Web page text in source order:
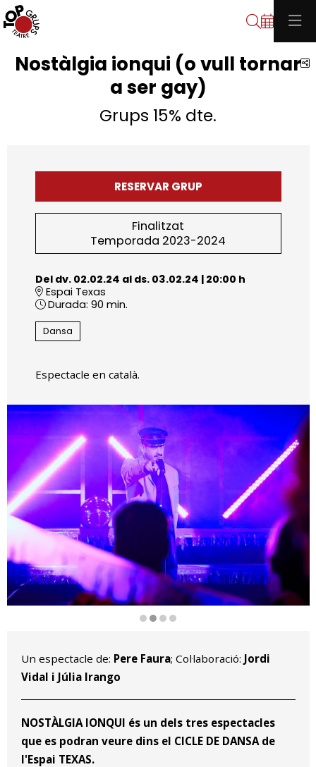
Cerca
Nostàlgia ionqui (o vull tornar
a ser gay)
Grups 15% dte.
RESERVAR GRUP
Finalitzat
Temporada 2023-2024
Del dv. 02.02.24 al ds. 03.02.24 | 20:00 h
Espai Texas
Durada: 90 min.
Dansa
Espectacle en català.
Un espectacle de: Pere Faura; Col·laboració: Jordi
Vidal i Júlia Irango
NOSTÀLGIA IONQUI és un dels tres espectacles
que es podran veure dins el CICLE DE DANSA de
l'Espai TEXAS.